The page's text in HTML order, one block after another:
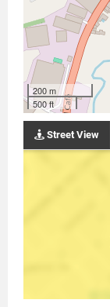
200 m
500 ft
Street View